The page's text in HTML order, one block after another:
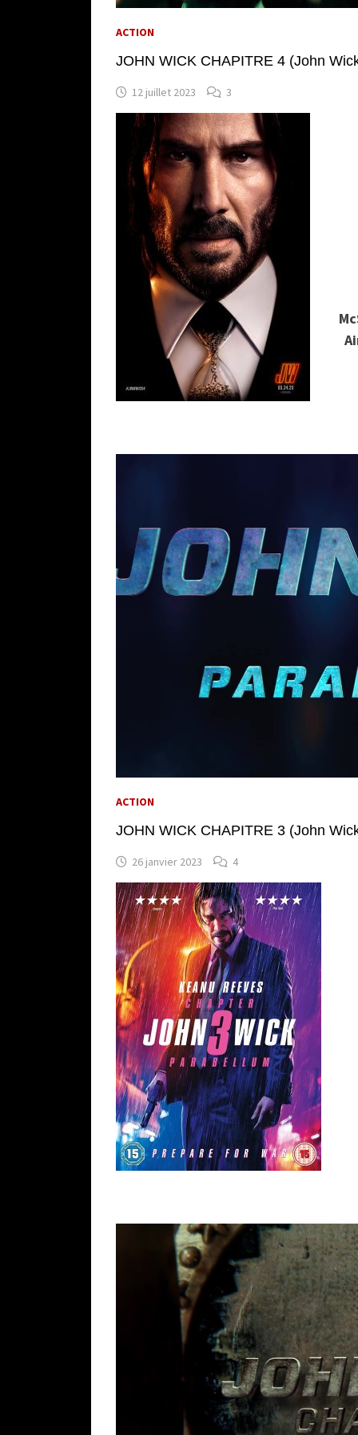
ACTION
JOHN WICK CHAPITRE 4 (John
12 juillet 2023 3
ACTION
JOHN WICK CHAPITRE 3 (John
26 janvier 2023 4